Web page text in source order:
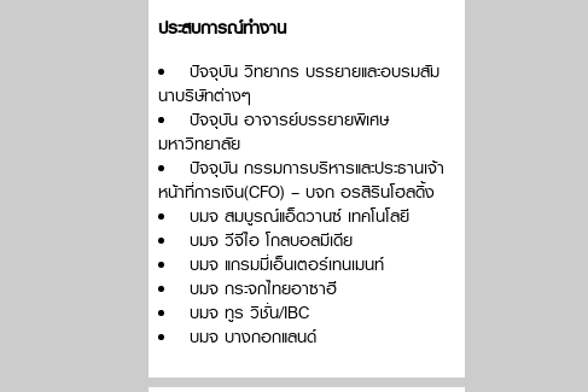
ประสบการณ์ทำงาน
ปัจจุบัน วิทยากร บรรยายและอบรมสัม
นาบริษัทต่างๆ
ปัจจุบัน อาจารย์บรรยายพิเศษ
มหาวิทยาลัย
ปัจจุบัน กรรมการบริหารและประธานเจ้า
หน้าที่การเงิน(CFO) – บจก อรสิรินโฮลดิ้ง
บมจ สมบูรณ์แอ็ดวานซ์ เทคโนโลยี
บมจ วีจีไอ โกลบอลมีเดีย
บมจ แกรมมี่เอ็นเตอร์เทนเมนท์
บมจ กระจกไทยอาซาฮี
บมจ ทูร วิชั่น/IBC
บมจ บางกอกแลนด์